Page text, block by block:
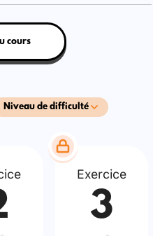
Niveau de difficulté
cours
Exercice
3